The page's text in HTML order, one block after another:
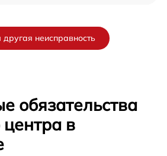
другая неисправность
обязательства
центра в